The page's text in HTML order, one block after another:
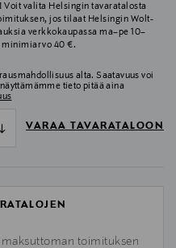
Voit valita Helsingin tavaratalosta
jos tilaat Helsingin Wolt-
verkkokaupassa ma–pe 10–
minimiarvo 40 €.
alta. Saatavuus voi
tieto pitää aina
VARAA TAVARATALOON
toimituksen